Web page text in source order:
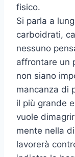
fisico.
Si parla a
carboidrati,
nessuno
affrontare un
non siano
mancanza di
il più grande
vuole
mente nella
lavorerà